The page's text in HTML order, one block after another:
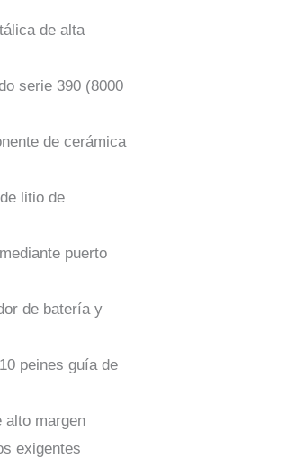
de alta
serie 390 (8000
de cerámica
litio de
puerto
de batería y
peines guía de
alto margen
exigentes